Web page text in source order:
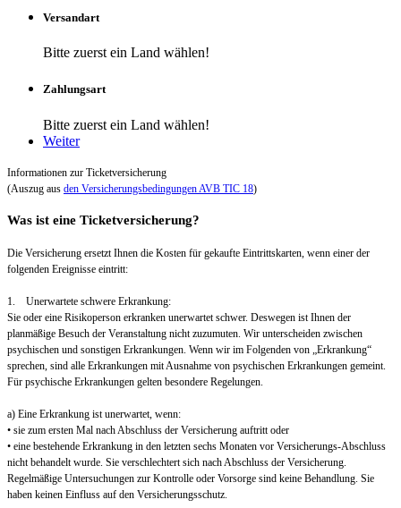
Versandart
Bitte zuerst ein Land wählen!
Zahlungsart
Bitte zuerst ein Land wählen!
Weiter
Informationen zur Ticketversicherung
(Auszug aus den Versicherungsbedingungen AVB TIC 18)
Was ist eine Ticketversicherung?
Die Versicherung ersetzt Ihnen die Kosten für gekaufte Eintrittskarten, wenn einer der
folgenden Ereignisse eintritt:
1. Unerwartete schwere Erkrankung:
Sie oder eine Risikoperson erkranken unerwartet schwer. Deswegen ist Ihnen der
planmäßige Besuch der Veranstaltung nicht zuzumuten. Wir unterscheiden zwischen
psychischen und sonstigen Erkrankungen. Wenn wir im Folgenden von „Erkrankung“
sprechen, sind alle Erkrankungen mit Ausnahme von psychischen Erkrankungen gemeint.
Für psychische Erkrankungen gelten besondere Regelungen.
a) Eine Erkrankung ist unerwartet, wenn:
• sie zum ersten Mal nach Abschluss der Versicherung auftritt oder
• eine bestehende Erkrankung in den letzten sechs Monaten vor Versicherungs-Abschluss
nicht behandelt wurde. Sie verschlechtert sich nach Abschluss der Versicherung.
Regelmäßige Untersuchungen zur Kontrolle oder Vorsorge sind keine Behandlung. Sie
haben keinen Einfluss auf den Versicherungsschutz.